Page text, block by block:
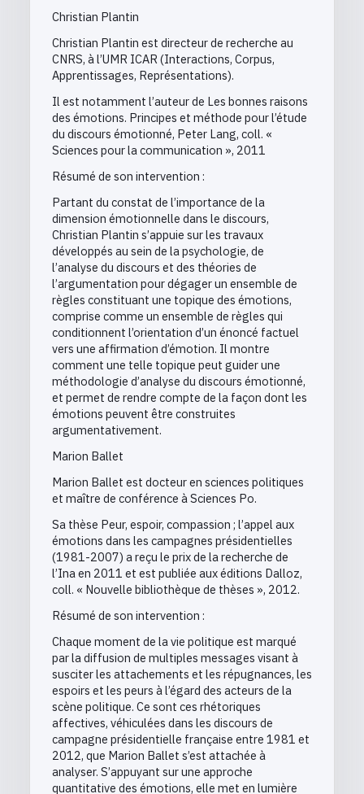
Christian Plantin
Christian Plantin est directeur de recherche au
CNRS, à l’UMR ICAR (Interactions, Corpus,
Apprentissages, Représentations).
Il est notamment l’auteur de Les bonnes raisons
des émotions. Principes et méthode pour l’étude
du discours émotionné, Peter Lang, coll. «
Sciences pour la communication », 2011
Résumé de son intervention :
Partant du constat de l’importance de la
dimension émotionnelle dans le discours,
Christian Plantin s’appuie sur les travaux
développés au sein de la psychologie, de
l’analyse du discours et des théories de
l’argumentation pour dégager un ensemble de
règles constituant une topique des émotions,
comprise comme un ensemble de règles qui
conditionnent l’orientation d’un énoncé factuel
vers une affirmation d’émotion. Il montre
comment une telle topique peut guider une
méthodologie d’analyse du discours émotionné,
et permet de rendre compte de la façon dont les
émotions peuvent être construites
argumentativement.
Marion Ballet
Marion Ballet est docteur en sciences politiques
et maître de conférence à Sciences Po.
Sa thèse Peur, espoir, compassion ; l’appel aux
émotions dans les campagnes présidentielles
(1981-2007) a reçu le prix de la recherche de
l’Ina en 2011 et est publiée aux éditions Dalloz,
coll. « Nouvelle bibliothèque de thèses », 2012.
Résumé de son intervention :
Chaque moment de la vie politique est marqué
par la diffusion de multiples messages visant à
susciter les attachements et les répugnances, les
espoirs et les peurs à l’égard des acteurs de la
scène politique. Ce sont ces rhétoriques
affectives, véhiculées dans les discours de
campagne présidentielle française entre 1981 et
2012, que Marion Ballet s’est attachée à
analyser. S’appuyant sur une approche
quantitative des émotions, elle met en lumière